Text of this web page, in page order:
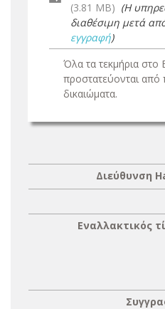
(3.81 MB) (Η
διαθέσιμη μετά
εγγραφή)
Όλα τα τεκμήρια στο
προστατεύονται από
δικαιώματα.
Διεύθυνση
Εναλλακτικός